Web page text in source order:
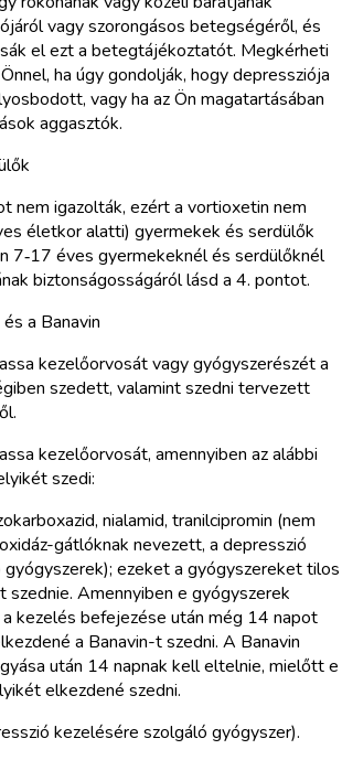
vagy szorongásos betegségéről, és
el ezt a betegtájékoztatót. Megkérheti
ha úgy gondolják, hogy depressziója
vagy ha az Ön magatartásában
aggasztók.
nem igazolták, ezért a vortioxetin nem
életkor alatti) gyermekek és serdülők
7‑17 éves gyermekeknél és serdülőknél
biztonságosságáról lásd a 4. pontot.
a Banavin
kezelőorvosát vagy gyógyszerészét a
szedett, valamint szedni tervezett
kezelőorvosát, amennyiben az alábbi
szedi:
nialamid, tranilcipromin (nem
gátlóknak nevezett, a depresszió
ezeket a gyógyszereket tilos
szednie. Amennyiben e gyógyszerek
kezelés befejezése után még 14 napot
a Banavin-t szedni. A Banavin
után 14 napnak kell eltelnie, mielőtt e
elkezdené szedni.
kezelésére szolgáló gyógyszer).